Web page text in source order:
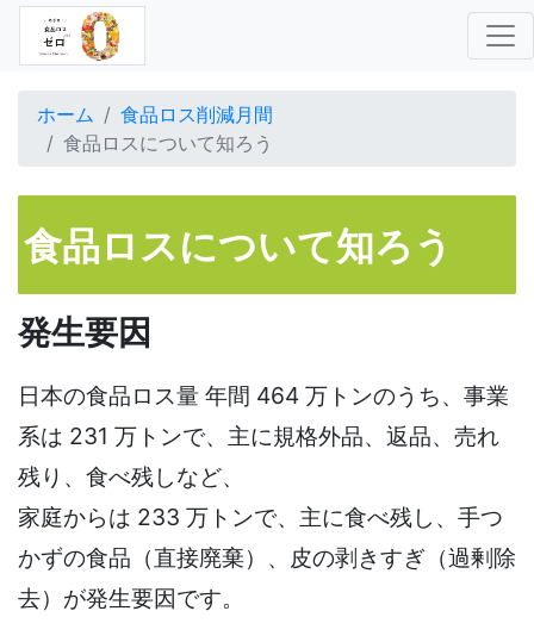
ホーム
食品ロス削減月間
食品ロスについて知ろう
食品ロスについて知ろう
発生要因
日本の食品ロス量 年間 464 万トンのうち、事業
系は 231 万トンで、主に規格外品、返品、売れ
残り、食べ残しなど、
家庭からは 233 万トンで、主に食べ残し、手つ
かずの食品（直接廃棄）、皮の剥きすぎ（過剰除
去）が発生要因です。